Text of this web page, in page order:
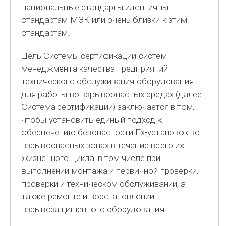
национальные стандарты идентичны
стандартам МЭК или очень близки к этим
стандартам.
Цель Системы сертификации систем
менеджмента качества предприятий
технического обслуживания оборудования
для работы во взрывоопасных средах (далее
Система сертификации) заключается в том,
чтобы установить единый подход к
обеспечению безопасности Ех-установок во
взрывоопасных зонах в течение всего их
жизненного цикла, в том числе при
выполнении монтажа и первичной проверки,
проверки и техническом обслуживании, а
также ремонте и восстановлении
взрывозащищенного оборудования.